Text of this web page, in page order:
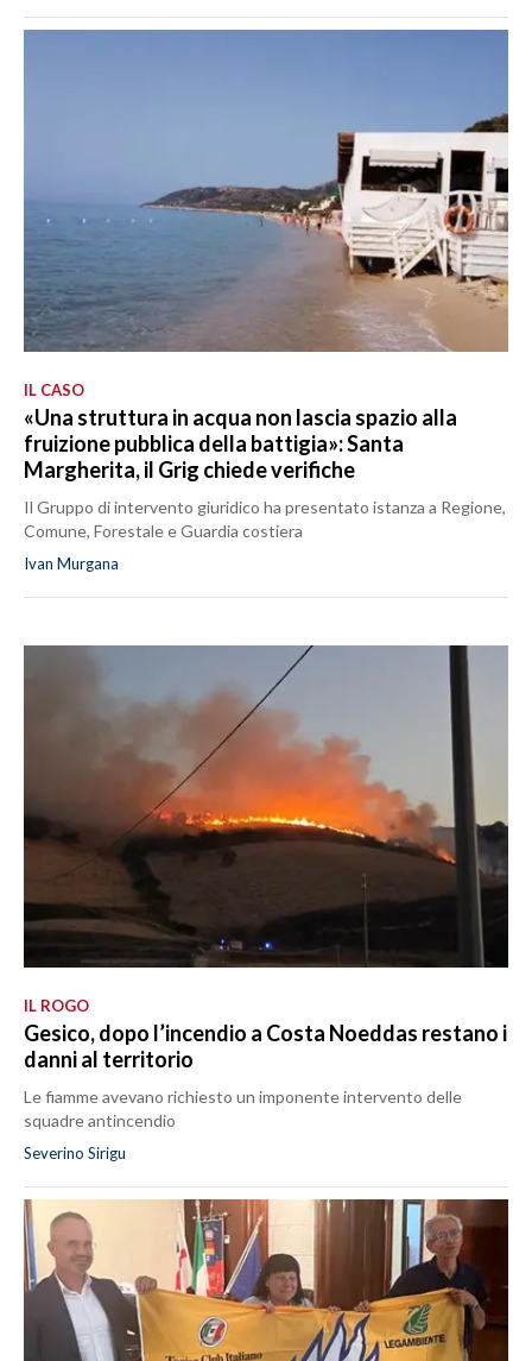
IL CASO
«Una struttura in acqua non lascia spazio alla
fruizione pubblica della battigia»: Santa
Margherita, il Grig chiede verifiche
Il Gruppo di intervento giuridico ha presentato istanza a Regione,
Comune, Forestale e Guardia costiera
Ivan Murgana
IL ROGO
Gesico, dopo l’incendio a Costa Noeddas restano i
danni al territorio
Le fiamme avevano richiesto un imponente intervento delle
squadre antincendio
Severino Sirigu